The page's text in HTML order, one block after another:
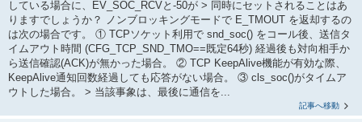
している場合に、EV_SOC_RCVと-50が > 同時にセットされることはあ
りますでしょうか？ ノンブロッキングモードで E_TMOUT を返却するの
は次の場合です。 ① TCPソケット利用で snd_soc() をコール後、送信タ
イムアウト時間 (CFG_TCP_SND_TMO==既定64秒) 経過後も対向相手か
ら送信確認(ACK)が無かった場合。 ② TCP KeepAlive機能が有効な際、
KeepAlive通知回数経過しても応答がない場合。 ③ cls_soc()がタイムア
ウトした場合。 > 当該事象は、最後に通信を...
記事へ移動